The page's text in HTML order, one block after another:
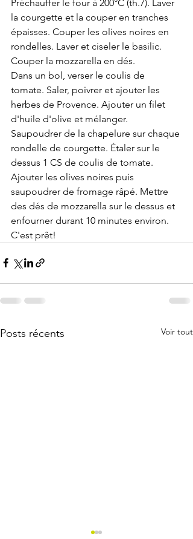
Préchauffer le four à 200°C (th.7). Laver
la courgette et la couper en tranches
épaisses. Couper les olives noires en
rondelles. Laver et ciseler le basilic.
Couper la mozzarella en dés.
Dans un bol, verser le coulis de
tomate. Saler, poivrer et ajouter les
herbes de Provence. Ajouter un filet
d'huile d'olive et mélanger.
Saupoudrer de la chapelure sur chaque
rondelle de courgette. Étaler sur le
dessus 1 CS de coulis de tomate.
Ajouter les olives noires puis
saupoudrer de fromage râpé. Mettre
des dés de mozzarella sur le dessus et
enfourner durant 10 minutes environ.
C'est prêt!
Posts récents Voir tout